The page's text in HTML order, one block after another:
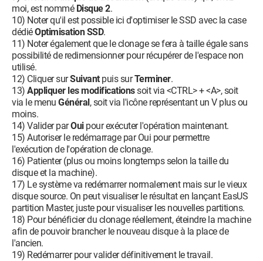
moi, est nommé Disque 2.
10) Noter qu'il est possible ici d'optimiser le SSD avec la case
dédiéOptimisation SSD.
11) Noter également que le clonage se fera à taille égale sans
possibilité de redimensionner pour récupérer de l'espace non
utilisé.
12) Cliquer surSuivantpuis surTerminer.
13) Appliquer les modificationssoit via <CTRL> + <A>, soit
via le menu Général, soit via l'icône représentant un V plus ou
moins.
14) Valider parOuipour exécuter l'opération maintenant.
15) Autoriser le redémarrage par Oui pour permettre
l'exécution de l'opération de clonage.
16) Patienter (plus ou moins longtemps selon la taille du
disque et la machine).
17) Le système va redémarrer normalement mais sur le vieux
disque source. On peut visualiser le résultat en lançant EasUS
partition Master, juste pour visualiser les nouvelles partitions.
18) Pour bénéficier du clonage réellement, éteindre la machine
afin de pouvoir brancher le nouveau disque à la place de
l'ancien.
19) Redémarrer pour valider définitivement le travail.